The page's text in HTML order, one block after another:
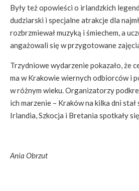
Były też opowieści o irlandzkich
dudziarski i specjalne atrakcje dla
rozbrzmiewał muzyką i śmiechem, a
angażowali się w przygotowane
Trzydniowe wydarzenie pokazało, że
ma w Krakowie wiernych odbiorców i
w różnym wieku. Organizatorzy
ich marzenie – Kraków na kilka dni stał
Irlandia, Szkocja i Bretania spotkały
Ania Obrzut